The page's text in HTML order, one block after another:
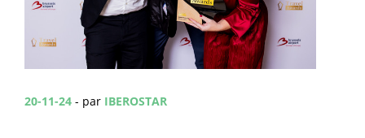
20-11-24 - par IBEROSTAR